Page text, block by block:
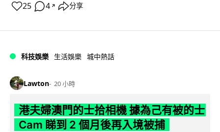
25 4 ↗ 分享
科技娛樂 生活娛樂 城中熱話
Lawton 20 小時
港夫婦澳門的士拾相機 據為己有被的士
Cam 睇到 2 個月後再入境被捕